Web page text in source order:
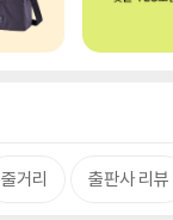
줄거리 출판사 리뷰